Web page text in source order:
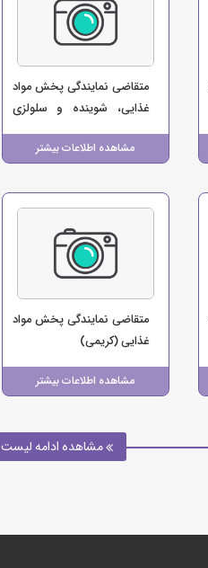
مشاهده اطلاعات بیشتر
متقاضی نمایندگی پخش مواد
غذایی، شوینده و سلولزی
(صالحی)
مشاهده اطلاعات بیشتر
متقاضی نمایندگی پخش مواد
غذایی (کریمی)
مشاهده ادامه لیست